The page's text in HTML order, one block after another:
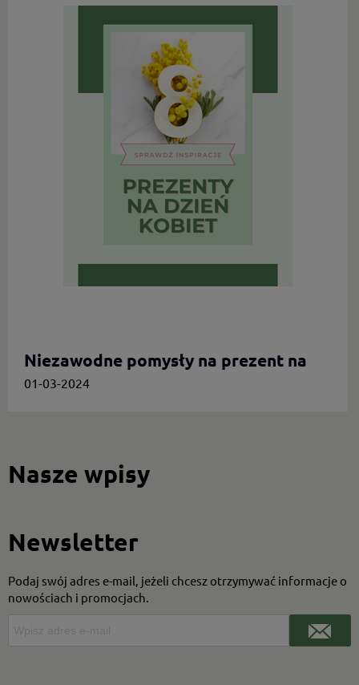
Niezawodne pomysły na prezent na
Dzień Kobiet.
01-03-2024
Nasze wpisy
Newsletter
Podaj swój adres e-mail, jeżeli chcesz otrzymywać informacje o
nowościach i promocjach.